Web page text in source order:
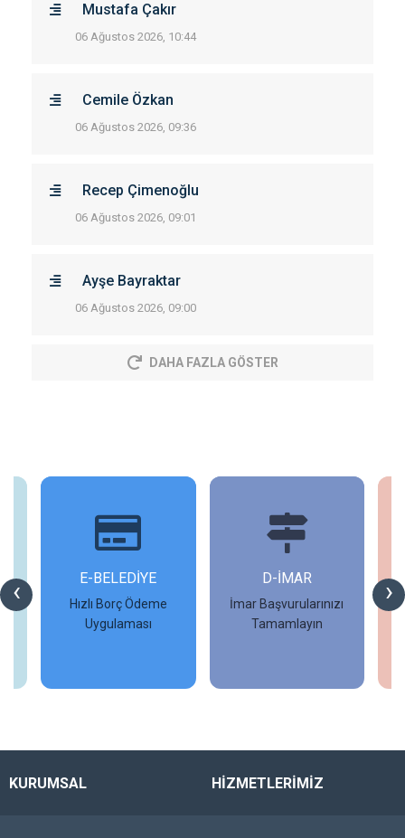
Mustafa Çakır
06 Ağustos 2026, 10:44
Cemile Özkan
06 Ağustos 2026, 09:36
Recep Çimenoğlu
06 Ağustos 2026, 09:01
Ayşe Bayraktar
06 Ağustos 2026, 09:00
DAHA FAZLA GÖSTER
‹ ›
E-BELEDİYE
Hızlı Borç Ödeme
Uygulaması
D-İMAR
İmar Başvurularınızı
Tamamlayın
KURUMSAL HİZMETLERİMİZ